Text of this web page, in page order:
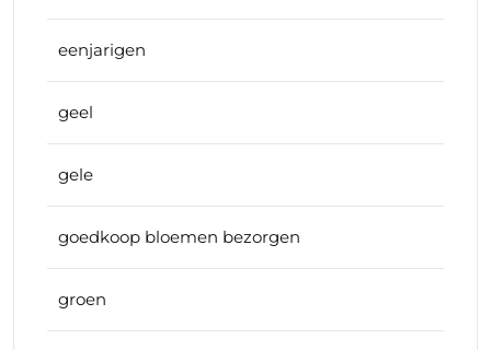
eenjarigen
geel
gele
goedkoop bloemen bezorgen
groen